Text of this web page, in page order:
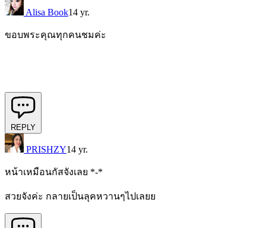
Alisa Book14 yr.
ขอบพระคุณทุกคนชมค่ะ
REPLY
PRISHZY14 yr.
หน้าเหมือนกัสจังเลย *-*
สวยจังค่ะ กลายเป็นลุคหวานๆไปเลยย